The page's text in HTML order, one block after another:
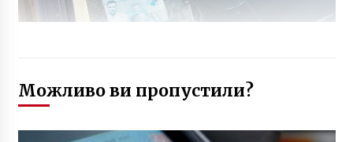
Можливо ви пропустили?